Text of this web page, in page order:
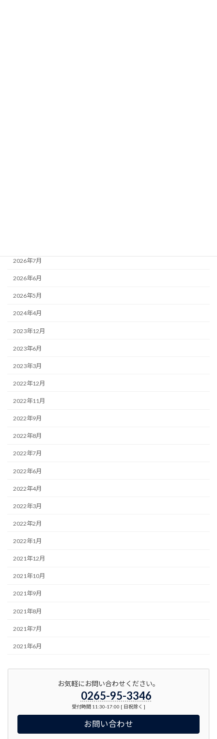
2026年7月
2026年6月
2026年5月
2024年4月
2023年12月
2023年6月
2023年3月
2022年12月
2022年11月
2022年9月
2022年8月
2022年7月
2022年6月
2022年4月
2022年3月
2022年2月
2022年1月
2021年12月
2021年10月
2021年9月
2021年8月
2021年7月
2021年6月
お気軽にお問い合わせください。
0265-95-3346
受付時間 11:30-17:00 [ 日祝除く ]
お問い合わせ